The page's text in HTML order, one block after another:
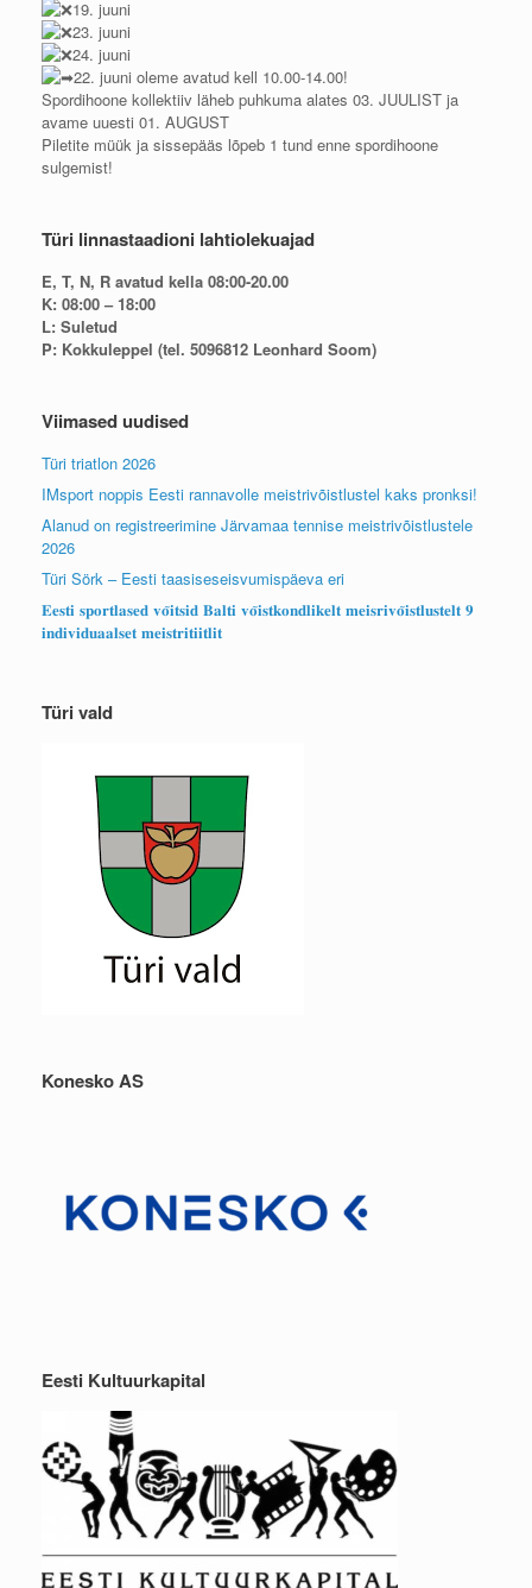
19. juuni
23. juuni
24. juuni
22. juuni oleme avatud kell 10.00-14.00!
Spordihoone kollektiiv läheb puhkuma alates 03. JUULIST ja
avame uuesti 01. AUGUST
Piletite müük ja sissepääs lõpeb 1 tund enne spordihoone
sulgemist!
Türi linnastaadioni lahtiolekuajad
E, T, N, R avatud kella 08:00-20.00
K: 08:00 – 18:00
L: Suletud
P: Kokkuleppel (tel. 5096812 Leonhard Soom)
Viimased uudised
Türi triatlon 2026
IMsport noppis Eesti rannavolle meistrivõistlustel kaks pronksi!
Alanud on registreerimine Järvamaa tennise meistrivõistlustele
2026
Türi Sörk – Eesti taasiseseisvumispäeva eri
𝐄𝐞𝐬𝐭𝐢 𝐬𝐩𝐨𝐫𝐭𝐥𝐚𝐬𝐞𝐝 𝐯𝐨̃𝐢𝐭𝐬𝐢𝐝 𝐁𝐚𝐥𝐭𝐢 𝐯𝐨̃𝐢𝐬𝐭𝐤𝐨𝐧𝐝𝐥𝐢𝐤𝐞𝐥𝐭 𝐦𝐞𝐢𝐬𝐫𝐢𝐯𝐨̃𝐢𝐬𝐭𝐥𝐮𝐬𝐭𝐞𝐥𝐭 𝟗
𝐢𝐧𝐝𝐢𝐯𝐢𝐝𝐮𝐚𝐚𝐥𝐬𝐞𝐭 𝐦𝐞𝐢𝐬𝐭𝐫𝐢𝐭𝐢𝐢𝐭𝐥𝐢𝐭
Türi vald
Konesko AS
Eesti Kultuurkapital